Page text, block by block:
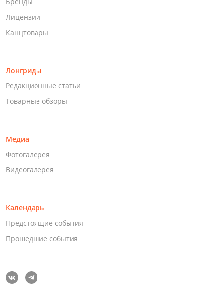
Лицензии
Канцтовары
Лонгриды
Редакционные статьи
Товарные обзоры
Медиа
Фотогалерея
Видеогалерея
Календарь
Предстоящие события
Прошедшие события